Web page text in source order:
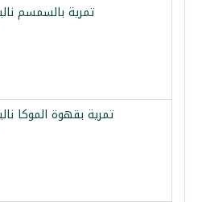
تمرية بالسمسم نالیا
تمرية بقهوة الموكا نالیا